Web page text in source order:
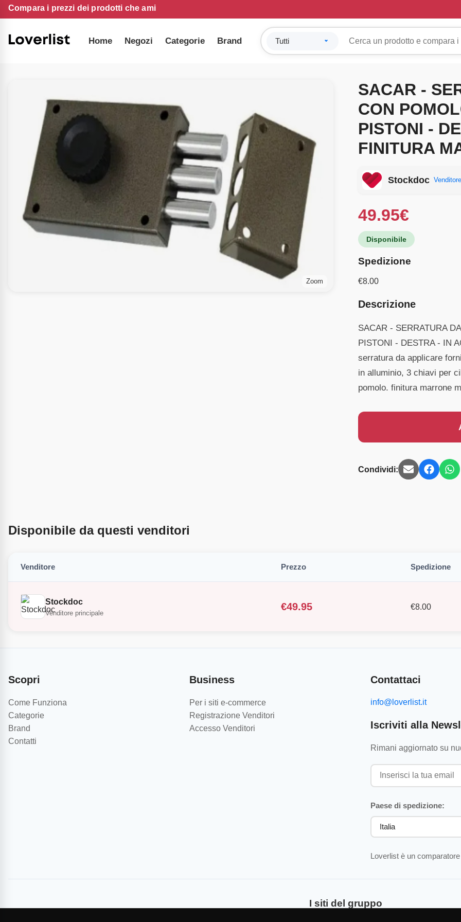
Compara i prezzi dei prodotti che ami
Home Negozi Categorie Brand
Zoom
SACAR -
CON
PISTONI -
FINITURA
Stockdoc
49.95€
Disponibile
Spedizione
€8.00
Descrizione
SACAR - SERRATURA
PISTONI - DESTRA - IN
serratura da applicare
in alluminio, 3 chiavi per
pomolo. finitura marrone
Condividi:
Disponibile da questi venditori
Venditore Prezzo Spedizione
Stockdoc
Venditore principale
€49.95 €8.00
Scopri
Come Funziona
Categorie
Brand
Contatti
Business
Per i siti e-commerce
Registrazione Venditori
Accesso Venditori
Contattaci
info@loverlist.it
Iscriviti alla
Rimani aggiornato su
Paese di spedizione:
Loverlist è un
I siti del gruppo